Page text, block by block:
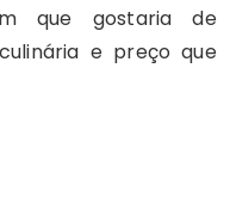
que gostaria de
e preço que